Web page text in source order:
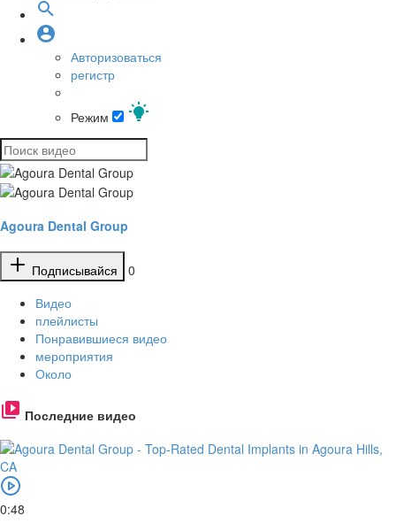
Авторизоваться
регистр
Режим
Agoura Dental Group
Подписывайся
0
Видео
плейлисты
Понравившиеся видео
мероприятия
Около
Последние видео
0:48